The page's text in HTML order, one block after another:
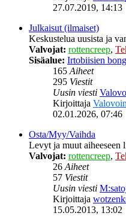
27.07.2019, 14:13
Julkaisut (ilmaiset)
Keskustelua uusista ja
Valvojat: rottencreep,
Sisäalue: Irtobiisien
165Aiheet
295 Viestit
Uusin viesti
Kirjoittaja
02.01.2026, 07:46
Osta/Myy/Vaihda
Levyt ja muut aiheeseen
Valvojat: rottencreep,
26Aiheet
57 Viestit
Uusin viesti
Kirjoittaja
15.05.2013, 13:02